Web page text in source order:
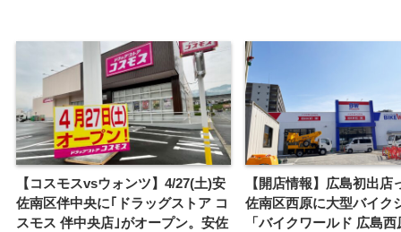
【コスモスvsウォンツ】4/27(土)安
佐南区伴中央に｢ドラッグストア コ
スモス 伴中央店｣がオープン。安佐
【開店情報】広島初出店
佐南区西原に大型バイク
「バイクワールド 広島